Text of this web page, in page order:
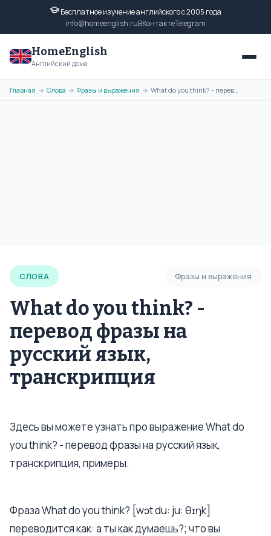
Бесплатное изучение английского с 2005 года
info@homeenglish.ruВКонтактеTelegram
HomeEnglish
Английский дома
Главная → Слова → Фразы и выражения → What do you think? - перевод фразы на русский язык, транскрипция
СЛОВА Фразы и выражения
What do you think? -
перевод фразы на
русский язык,
транскрипция
Здесь вы можете узнать про выражение What do
you think? - перевод фразы на русский язык,
транскрипция, примеры.
Фраза What do you think? [wɔt du: ju: θɪŋk]
переводится как: а ты как думаешь?; что вы